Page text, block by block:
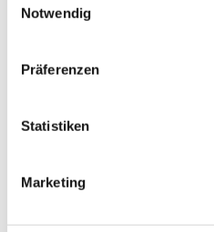
Notwendig
Präferenzen
Statistiken
Marketing